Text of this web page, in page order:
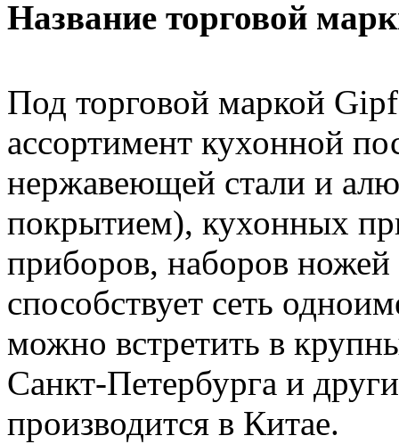
Название торговой
Под торговой маркой
ассортимент кухонной
нержавеющей стали и
покрытием), кухонных
приборов, наборов
способствует сеть
можно встретить в
Санкт-Петербурга и
производится в Китае.